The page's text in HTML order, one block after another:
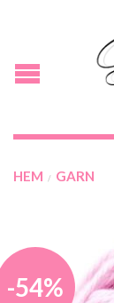
HEM / GARN
-54%